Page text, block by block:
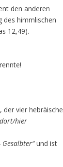
den anderen
des himmlischen
12,49).
der vier hebräische
hier
Gesalbter“und ist